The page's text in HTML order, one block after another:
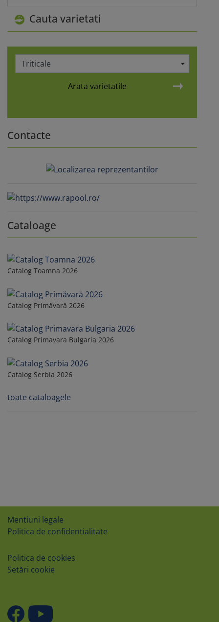
Cauta varietati
Triticale
Arata varietatile
Contacte
Cataloage
Catalog Toamna 2026
Catalog Primăvară 2026
Catalog Primavara Bulgaria 2026
Catalog Serbia 2026
toate cataloagele
Mentiuni legale
Politica de confidentialitate
Politica de cookies
Setări cookie